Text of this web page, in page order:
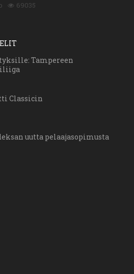
69035
Tampereen
Classicin
uutta pelaajasopimusta